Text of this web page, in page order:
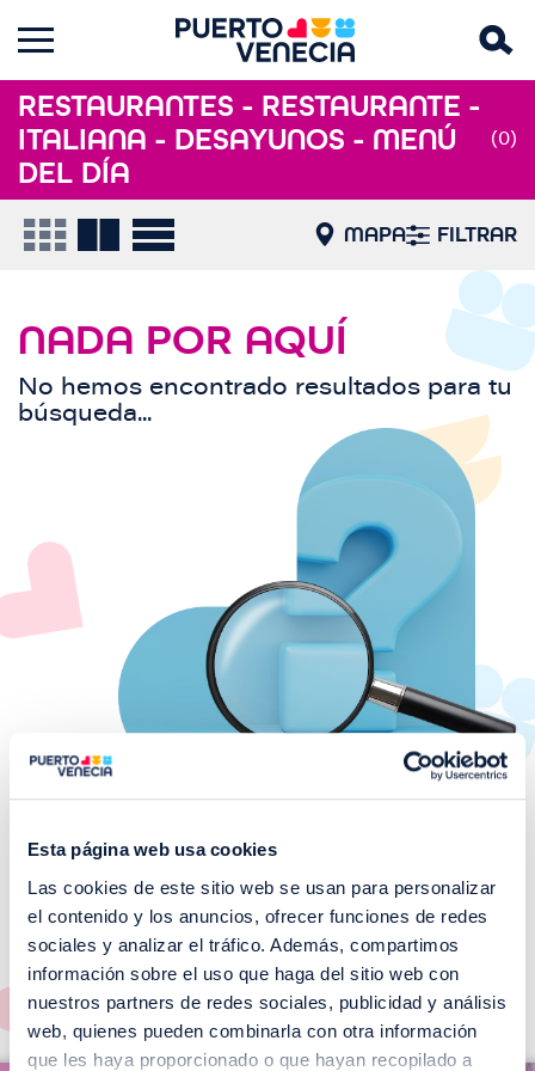
Esta página web usa cookies
Las cookies de este sitio web se usan para personalizar
el contenido y los anuncios, ofrecer funciones de redes
sociales y analizar el tráfico. Además, compartimos
información sobre el uso que haga del sitio web con
nuestros partners de redes sociales, publicidad y análisis
web, quienes pueden combinarla con otra información
que les haya proporcionado o que hayan recopilado a
RESTAURANTES - RESTAURANTE -
ITALIANA - DESAYUNOS - MENÚ
DEL DÍA
(0)
MAPA FILTRAR
NADA POR AQUÍ
No hemos encontrado resultados para tu
búsqueda...
¡No te pierdas nuestros
EVENTOS!
Ver todos >